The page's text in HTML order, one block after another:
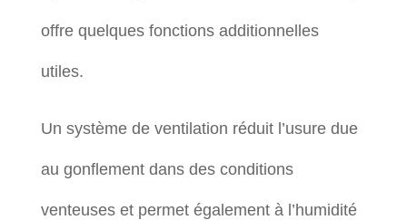
offre quelques fonctions additionnelles
utiles.
Un système de ventilation réduit l’usure due
au gonflement dans des conditions
venteuses et permet également à l’humidité